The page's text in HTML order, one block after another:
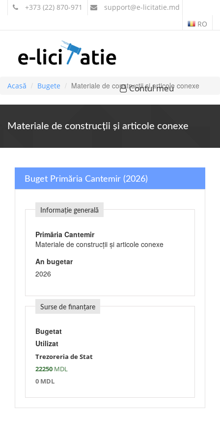
+373 (22) 870-971 support@e-licitatie.md
RO
Contul meu
Acasă Bugete Materiale de construcţii şi articole conexe
Materiale de construcţii şi articole conexe
Buget Primăria Cantemir (2026)
Informație generală
Primăria Cantemir
Materiale de construcţii şi articole conexe
An bugetar
2026
Surse de finanțare
Bugetat
Utilizat
Trezoreria de Stat
22250 MDL
0 MDL